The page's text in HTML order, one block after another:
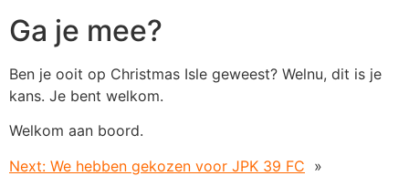
Ga je mee?
Ben je ooit op Christmas Isle geweest? Welnu, dit is je
kans. Je bent welkom.
Welkom aan boord.
Next: We hebben gekozen voor JPK 39 FC »